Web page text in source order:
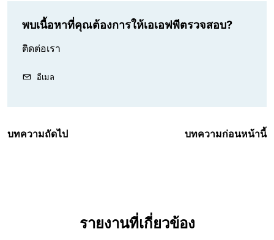
พบเนื้อหาที่คุณต้องการให้เอเอฟพีตรวจสอบ?
ติดต่อเรา
อีเมล
บทความถัดไป บทความก่อนหน้านี้
รายงานที่เกี่ยวข้อง